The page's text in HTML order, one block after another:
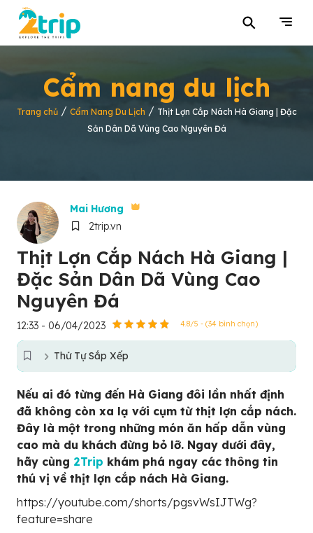
⚲
Cẩm nang du lịch
Trang chủ/ Cẩm Nang Du Lịch / Thịt Lợn Cắp Nách Hà Giang | Đặc
Sản Dân Dã Vùng Cao Nguyên Đá
Mai Hương
2trip.vn
Thịt Lợn Cắp Nách Hà Giang |
Đặc Sản Dân Dã Vùng Cao
Nguyên Đá
12:33 - 06/04/2023 4.8/5 - (34 bình chọn)
Thứ Tự Sắp Xếp
Nếu ai đó từng đến Hà Giang đôi lần nhất định
đã không còn xa lạ với cụm từ thịt lợn cắp nách.
Đây là một trong những món ăn hấp dẫn vùng
cao mà du khách đừng bỏ lỡ. Ngay dưới đây,
hãy cùng 2Trip khám phá ngay các thông tin
thú vị về thịt lợn cắp nách Hà Giang.
https://youtube.com/shorts/pgsvWsIJTWg?
feature=share